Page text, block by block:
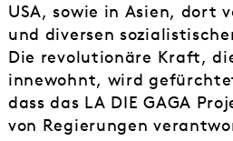
USA, sowie in Asien, dort
und diversen
Die revolutionäre Kraft,
innewohnt, wird
dass das LA DIE GAGA
von Regierungen